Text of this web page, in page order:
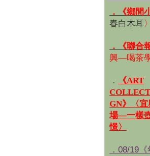
．《鄉間
春白木耳〉
．《聯合
興—喝茶
．
《ART
GN》〈
場—一樣
憬〉
．08/19